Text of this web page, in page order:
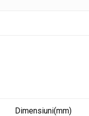
Dimensiuni(mm)